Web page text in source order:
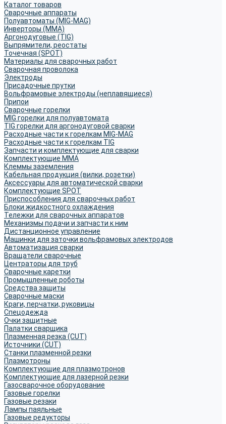
Каталог товаров
Сварочные аппараты
Полуавтоматы (MIG-MAG)
Инверторы (MMA)
Аргонодуговые (TIG)
Выпрямители, реостаты
Точечная (SPOT)
Материалы для сварочных работ
Сварочная проволока
Электроды
Присадочные прутки
Вольфрамовые электроды (неплавящиеся)
Припои
Сварочные горелки
MIG горелки для полуавтомата
TIG горелки для аргонодуговой сварки
Расходные части к горелкам MIG-MAG
Расходные части к горелкам TIG
Запчасти и комплектующие для сварки
Комплектующие ММА
Клеммы заземления
Кабельная продукция (вилки, розетки)
Аксессуары для автоматической сварки
Комплектующие SPOT
Приспособления для сварочных работ
Блоки жидкостного охлаждения
Тележки для сварочных аппаратов
Механизмы подачи и запчасти к ним
Дистанционное управление
Машинки для заточки вольфрамовых электродов
Автоматизация сварки
Вращатели сварочные
Центраторы для труб
Сварочные каретки
Промышленные роботы
Средства защиты
Сварочные маски
Краги, перчатки, руковицы
Спецодежда
Очки защитные
Палатки сварщика
Плазменная резка (CUT)
Источники (CUT)
Станки плазменной резки
Плазмотроны
Комплектующие для плазмотронов
Комплектующие для лазерной резки
Газосварочное оборудование
Газовые горелки
Газовые резаки
Лампы паяльные
Газовые редукторы